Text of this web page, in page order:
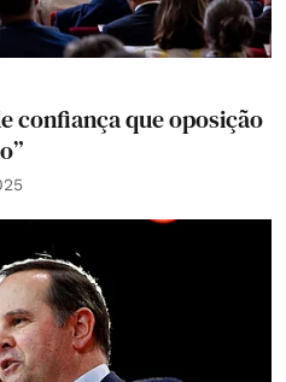
confiança que oposição